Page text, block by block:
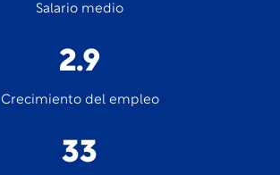
Salario medio
2.9
Crecimiento del empleo
33